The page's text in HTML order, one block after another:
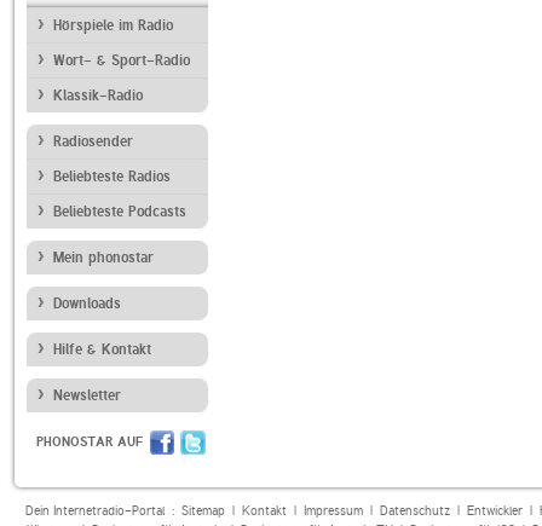
Hörspiele im Radio
Wort- & Sport-Radio
Klassik-Radio
Radiosender
Beliebteste Radios
Beliebteste Podcasts
Mein phonostar
Downloads
Hilfe & Kontakt
Newsletter
PHONOSTAR AUF
Dein Internetradio-Portal : Sitemap| Kontakt| Impressum| Datenschutz| Entwickler|